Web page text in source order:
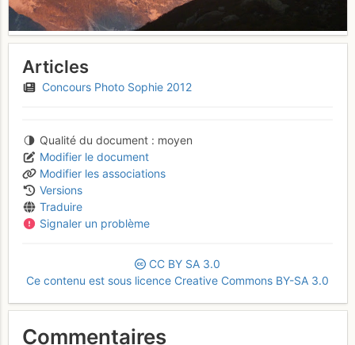
Articles
Concours Photo Sophie 2012
Qualité du document
moyen
Modifier le document
Modifier les associations
Versions
Traduire
Signaler un problème
CC BY SA 3.0
Ce contenu est sous licence Creative Commons BY-SA 3.0
Commentaires